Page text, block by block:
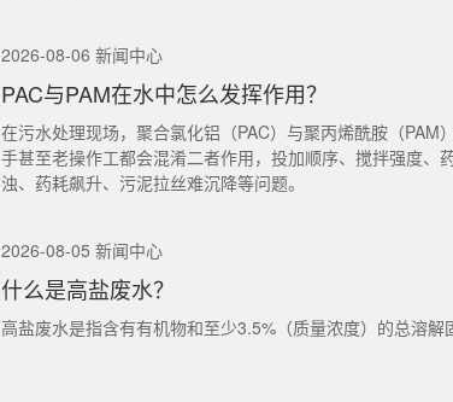
2026-08-06 新闻中心
PAC与PAM在水中怎么发挥作用？
在污水处理现场，聚合氯化铝（PAC）与聚丙烯酰胺（PAM
手甚至老操作工都会混淆二者作用，投加顺序、搅拌强度、
浊、药耗飙升、污泥拉丝难沉降等问题。
2026-08-05 新闻中心
什么是高盐废水？
高盐废水是指含有有机物和至少3.5%（质量浓度）的总溶解